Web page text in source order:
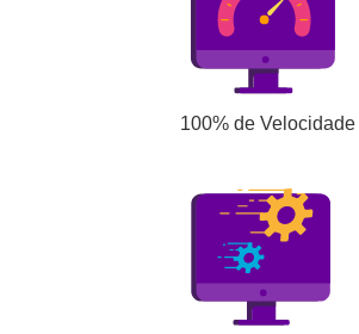
100% de Velocidade